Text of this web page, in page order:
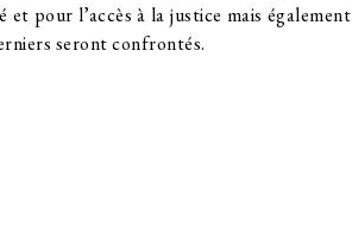
pour l’accès à la justice mais également
seront confrontés.